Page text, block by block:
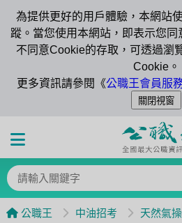
為提供更好的用戶體驗，本網站
蹤。當您使用本網站，即表示您
不同意Cookie的存取，可透過瀏
Cookie。
更多資訊請參閱《公職王會員服
公職王 中油招考 天然氣